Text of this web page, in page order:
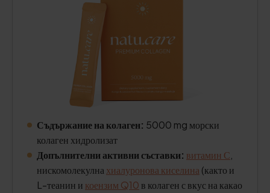
Съдържание на колаген: 5000 mg морски
колаген хидролизат
Допълнителни активни съставки: витамин С
нискомолекулна хиалуронова киселина (както и
L-теанин и коензим Q10 в колаген с вкус на какао